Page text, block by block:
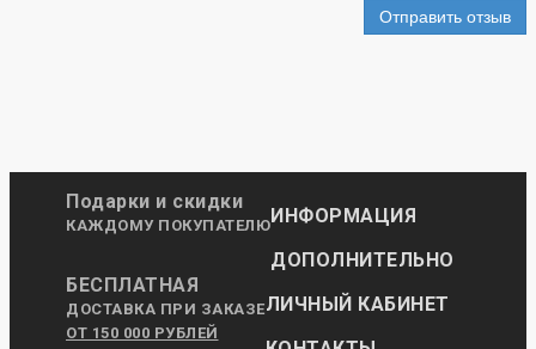
Отправить отзыв
Подарки и скидки
КАЖДОМУ ПОКУПАТЕЛЮ
БЕСПЛАТНАЯ
ДОСТАВКА ПРИ ЗАКАЗЕ
ОТ 150 000 РУБЛЕЙ
ИНФОРМАЦИЯ
ДОПОЛНИТЕЛЬНО
ЛИЧНЫЙ КАБИНЕТ